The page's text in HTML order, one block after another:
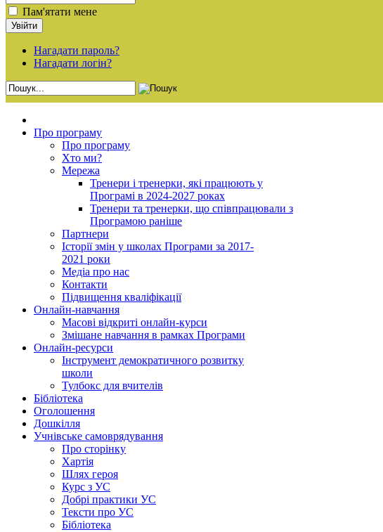
Пам'ятати мене
Нагадати пароль?
Нагадати логін?
Про програму
Про програму
Хто ми?
Мережа
Тренери і тренерки, які працюють у
Програмі в 2024-2027 роках
Тренери та тренерки, що співпрацювали з
Програмою раніше
Партнери
Історії змін у школах Програми за 2017-
2021 роки
Медіа про нас
Контакти
Підвищення кваліфікації
Онлайн-навчання
Масові відкриті онлайн-курси
Змішане навчання в рамках Програми
Онлайн-ресурси
Інструмент демократичного розвитку
школи
Тулбокс для вчителів
Бібліотека
Оголошення
Дошкілля
Учнівське самоврядування
Про сторінку
Хартія
Шлях героя
Курс з УС
Добрі практики УС
Тексти про УС
Бібліотека